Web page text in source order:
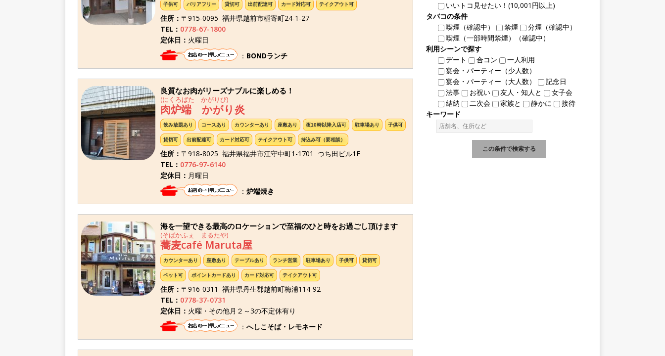
子供可 バリアフリー 貸切可 出前配達可 カード対応可 テイクアウト可
住所： 〒915-0095 福井県越前市稲寄町24-1-27
TEL： 0778-67-1800
定休日： 火曜日
： BONDランチ
良質なお肉がリーズナブルに楽しめる！
(にくろばた かがりび)
肉炉端 かがり炎
飲み放題あり コースあり カウンターあり 座敷あり 夜10時以降入店可 駐車場あり 子供可
貸切可 出前配達可 カード対応可 テイクアウト可 持込み可（要相談）
住所： 〒918-8025 福井県福井市江守中町1-1701 つち田ビル1F
TEL： 0776-97-6140
定休日： 月曜日
： 炉端焼き
海を一望できる最高のロケーションで至福のひと時をお過ごし頂けます
(そばかふぇ まるたや)
蕎麦café Maruta屋
カウンターあり 座敷あり テーブルあり ランチ営業 駐車場あり 子供可 貸切可
ペット可 ポイントカードあり カード対応可 テイクアウト可
住所： 〒916-0311 福井県丹生郡越前町梅浦114-92
TEL： 0778-37-0731
定休日： 火曜・その他月２～3の不定休有り
： へしこそば・レモネード
いいトコ見せたい！(10,001円以上)
タバコの条件
喫煙（確認中）
禁煙
分煙（確認中）
喫煙（一部時間禁煙）（確認中）
利用シーンで探す
デート
合コン
一人利用
宴会・パーティー（少人数）
宴会・パーティー（大人数）
記念日
法事
お祝い 友人・知人と
女子会
結納
二次会 家族と 静かに
接待
キーワード